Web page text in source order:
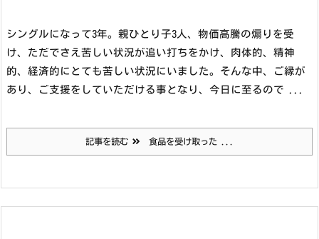
シングルになって3年。 親ひとり子3人、物価高騰の煽りを受
け、ただでさえ苦しい状況が追い打ちをかけ、肉体的、精神
的、経済的にとても苦しい状況にいました。 そんな中、ご縁が
あり、ご支援をしていただける事となり、今日に至るので ...
記事を読む 食品を受け取った ...